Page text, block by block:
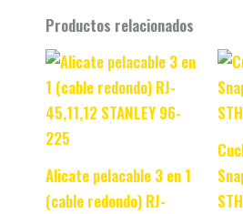
Productos relacionados
Alicate pelacable 3 en 1
(cable redondo) RJ-
Original
price
was:
$ 81.990.
Current
price
is:
$ 71.990.